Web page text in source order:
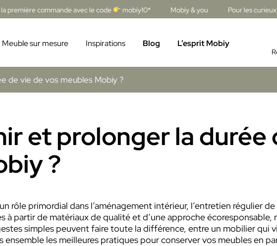
première commande avec le code mobiy10* Mobiy & you Pour les curieux
Meuble sur mesure Inspirations Blog L’esprit Mobiy
de vie de vos meubles Mobiy ?
et prolonger la durée
?
rôle primordial dans l’aménagement intérieur, l’entretien régulier
à partir de matériaux de qualité et d’une approche écoresponsable,
simples peuvent faire toute la différence, entre un mobilier qui
les meilleures pratiques pour conserver vos meubles en